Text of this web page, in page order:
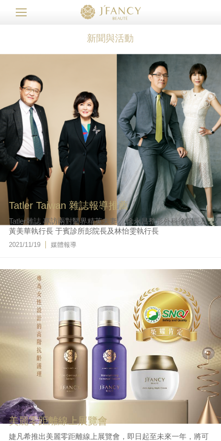
新聞與活動
Tatler Taiwan 雜誌報導推薦
Tatler雜誌 專訪兩對醫界精英夫妻。 徐永昌整形外科徐院長及
黃美華執行長 于賓診所彭院長及林怡雯執行長
2021/11/19 媒體報導
美麗零距離線上展覽會
婕凡希推出美麗零距離線上展覽會，即日起至未來一年，將可